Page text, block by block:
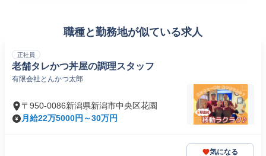
職種と勤務地が似ている求人
正社員
老舗タレかつ丼屋の調理スタッフ
有限会社とんかつ太郎
〒950-0086新潟県新潟市中央区花園
月給22万5000円～30万円
気になる